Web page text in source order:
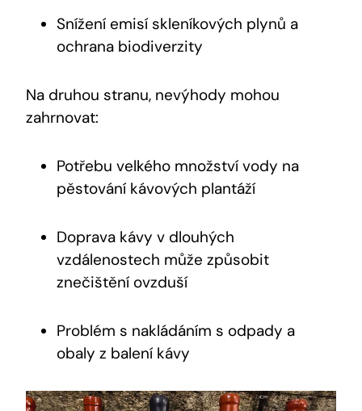
Snížení emisí skleníkových plynů a
ochrana biodiverzity
Na druhou stranu, nevýhody mohou
zahrnovat:
Potřebu velkého množství vody na
pěstování kávových plantáží
Doprava kávy v dlouhých
vzdálenostech může způsobit
znečištění ovzduší
Problém s nakládáním s odpady a
obaly z balení kávy